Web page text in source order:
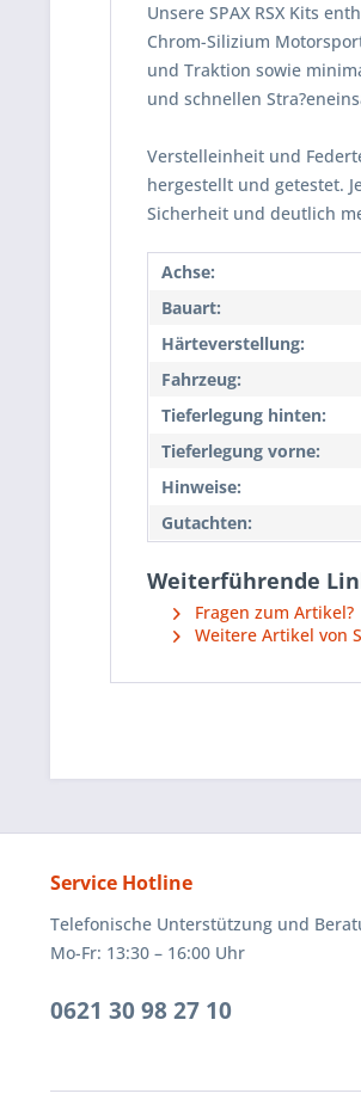
Unsere SPAX RSX Kits
Chrom-Silizium
und Traktion sowie
und schnellen
Verstelleinheit und
hergestellt und getestet.
Sicherheit und deutlich
Achse:
Bauart:
Härteverstellung:
Fahrzeug:
Tieferlegung hinten:
Tieferlegung vorne:
Hinweise:
Gutachten:
Weiterführende
Fragen zum Artikel?
Weitere Artikel von
Service Hotline
Telefonische Unterstützung und
Mo-Fr: 13:30 – 16:00 Uhr
0621 30 98 27 10